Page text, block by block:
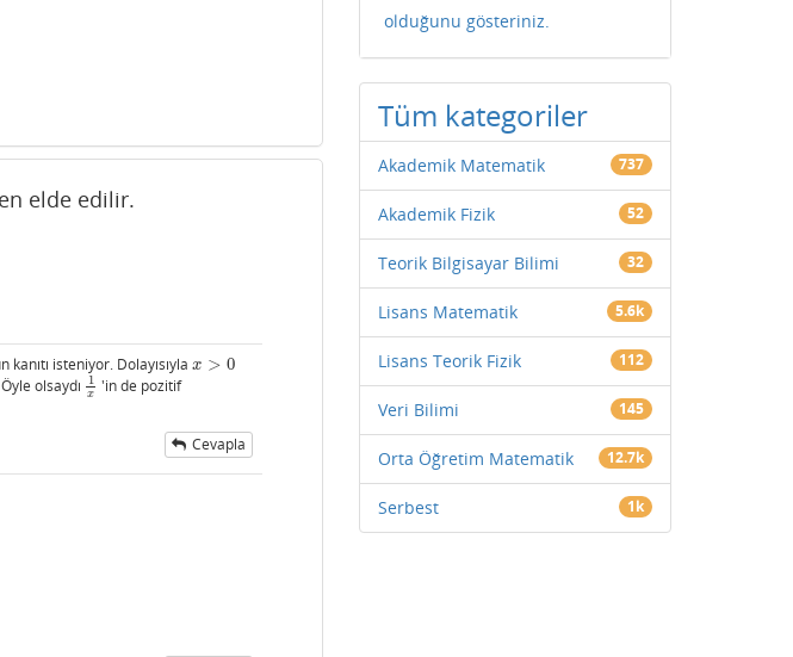
elde edilir.
isteniyor. Dolayısıyla x > 0
x> 0
olsaydı 1
x
1x 'in de pozitif
Cevapla
olduğunu gösteriniz.
Tüm kategoriler
Akademik Matematik 737
Akademik Fizik 52
Teorik Bilgisayar Bilimi 32
Lisans Matematik 5.6k
Lisans Teorik Fizik 112
Veri Bilimi 145
Orta Öğretim Matematik 12.7k
Serbest 1k